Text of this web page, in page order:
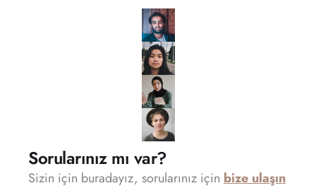
Sorularınız mı var?
Sizin için buradayız, sorularınız için bize ulaşın